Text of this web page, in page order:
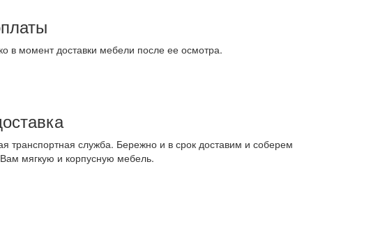
в момент доставки мебели после ее осмотра.
транспортная служба. Бережно и в срок доставим и соберем
мягкую и корпусную мебель.